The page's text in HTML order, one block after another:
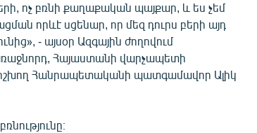
ոչ բռնի քաղաքական պայքար, և ես չեմ
որևէ սցենար, որ մեզ դուրս բերի այդ
- այսօր Ազգային ժողովում
Հայաստանի վարչապետի
Հանրապետականի պատգամավոր Ալիկ